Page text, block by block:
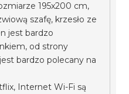
195x200 cm,
szafę, krzesło ze
jest bardzo
od strony
bardzo polecany na
Internet Wi-Fi są